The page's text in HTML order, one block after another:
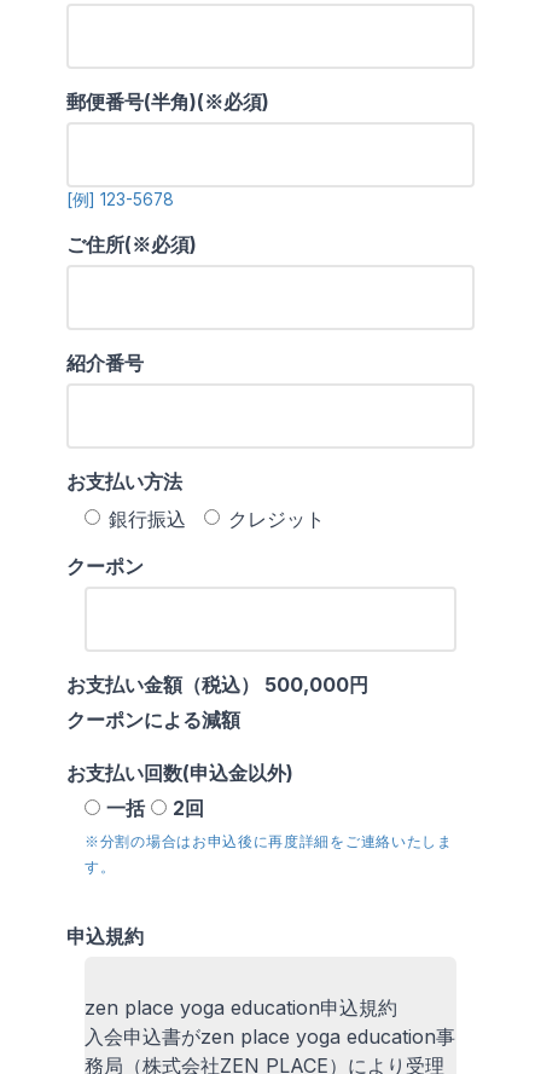
郵便番号(半角)(※必須)
[例] 123-5678
ご住所(※必須)
紹介番号
お支払い方法
銀行振込
クレジット
クーポン
お支払い金額（税込）
500,000円
クーポンによる減額
お支払い回数(申込金以外)
一括
2回
※分割の場合はお申込後に再度詳細をご連絡いたしま
す。
申込規約
zen place yoga education申込規約
入会申込書がzen place yoga education事
務局（株式会社ZEN PLACE）により受理